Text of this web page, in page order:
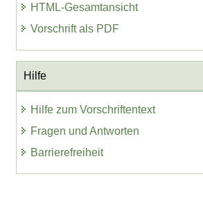
HTML-Gesamtansicht
Vorschrift als PDF
Hilfe
Hilfe zum Vorschriftentext
Fragen und Antworten
Barrierefreiheit